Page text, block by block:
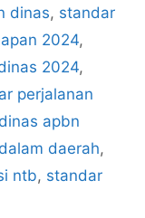
dinas, standar
2024,
2024,
perjalanan
apbn
daerah,
ntb, standar